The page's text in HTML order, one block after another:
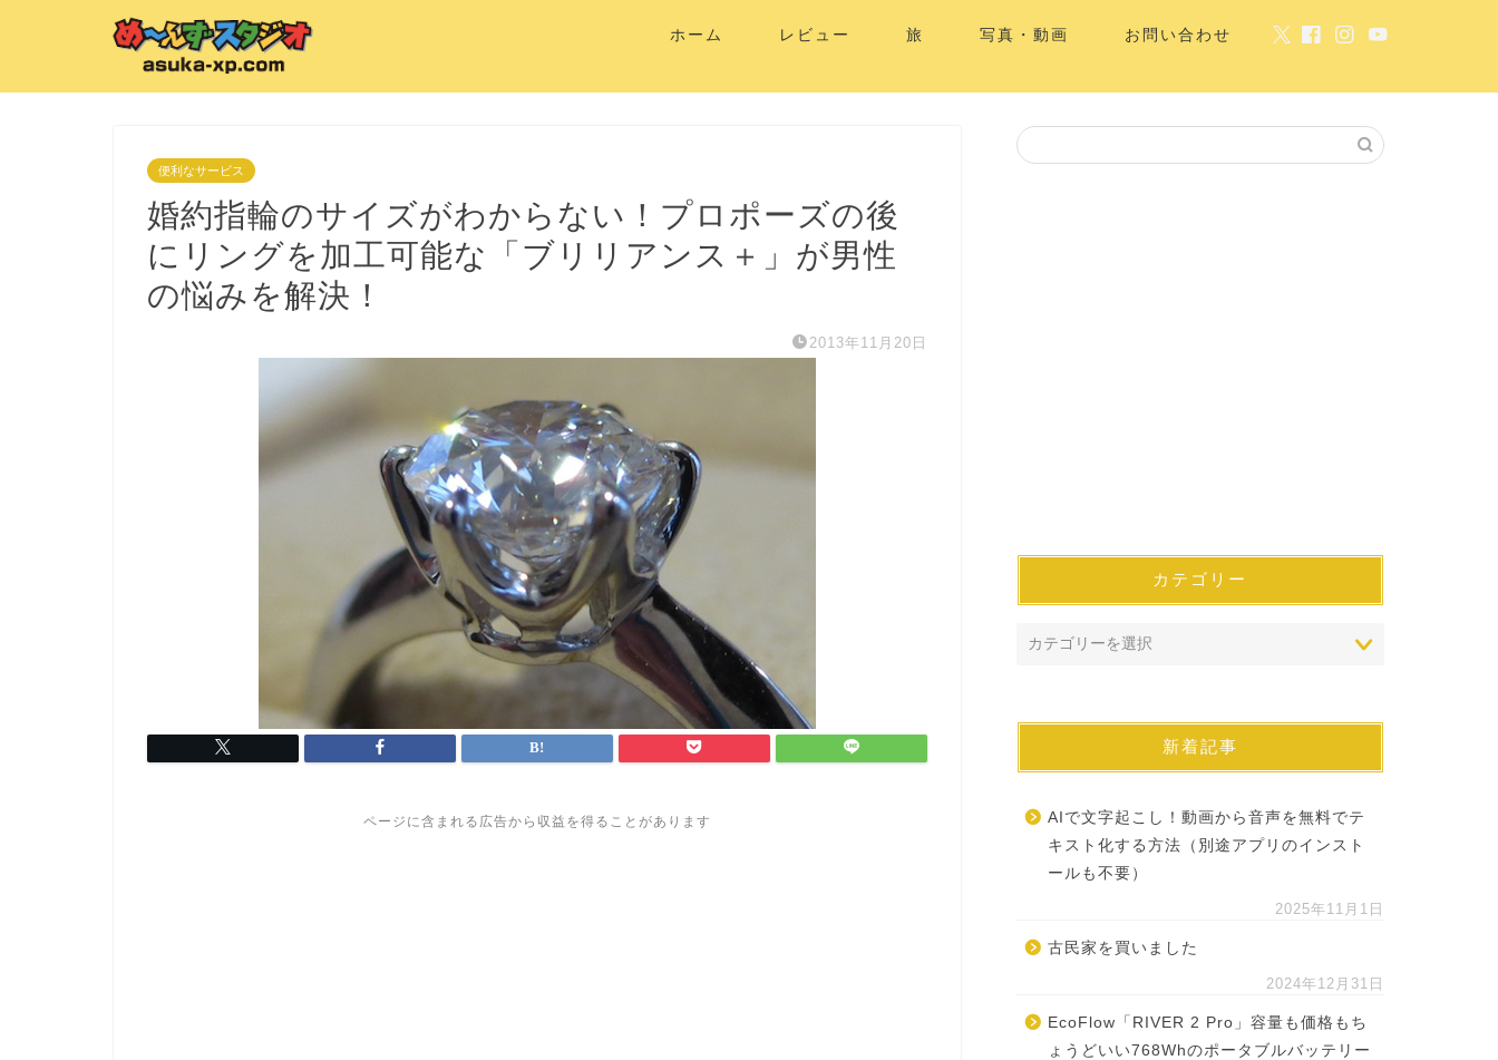
ホーム レビュー 旅 写真・動画 お問い合わせ
便利なサービス
婚約指輪のサイズがわからない！プロポーズの後
にリングを加工可能な「ブリリアンス＋」が男性
の悩みを解決！
2013年11月20日
ページに含まれる広告から収益を得ることがあります
カテゴリー
新着記事
AIで文字起こし！動画から音声を無料でテ
キスト化する方法（別途アプリのインスト
ールも不要）
2025年11月1日
古民家を買いました
2024年12月31日
EcoFlow「RIVER 2 Pro」容量も価格もち
ょうどいい768Whのポータブルバッテリー